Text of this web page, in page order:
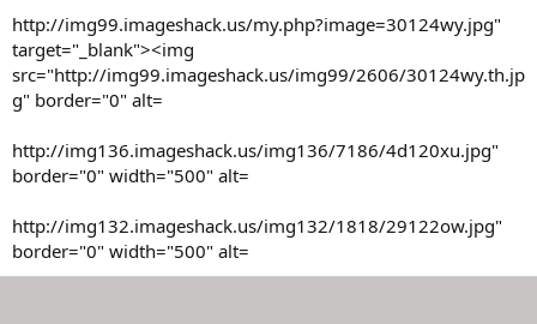
http://img99.imageshack.us/my.php?image=30124wy.jpg"
target="_blank"><img
src="http://img99.imageshack.us/img99/2606/30124wy.th.jp
g" border="0" alt=
http://img136.imageshack.us/img136/7186/4d120xu.jpg"
border="0" width="500" alt=
http://img132.imageshack.us/img132/1818/29122ow.jpg"
border="0" width="500" alt=